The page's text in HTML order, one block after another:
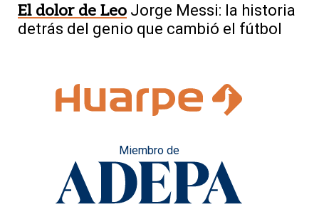
El dolor de Leo Jorge Messi: la historia
detrás del genio que cambió el fútbol
Miembro de